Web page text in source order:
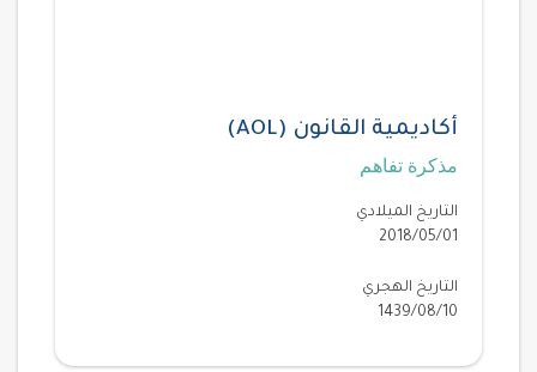
أكاديمية القانون (AOL)
مذكرة تفاهم
التاريخ الميلادي
2018/05/01
التاريخ الهجري
1439/08/10